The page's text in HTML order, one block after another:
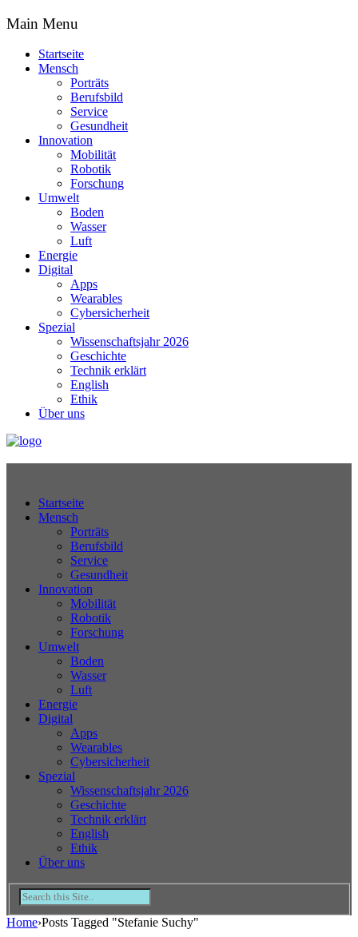
Main Menu
Startseite
Mensch
Porträts
Berufsbild
Service
Gesundheit
Innovation
Mobilität
Robotik
Forschung
Umwelt
Boden
Wasser
Luft
Energie
Digital
Apps
Wearables
Cybersicherheit
Spezial
Wissenschaftsjahr 2026
Geschichte
Technik erklärt
English
Ethik
Über uns
Startseite
Mensch
Porträts
Berufsbild
Service
Gesundheit
Innovation
Mobilität
Robotik
Forschung
Umwelt
Boden
Wasser
Luft
Energie
Digital
Apps
Wearables
Cybersicherheit
Spezial
Wissenschaftsjahr 2026
Geschichte
Technik erklärt
English
Ethik
Über uns
Home›Posts Tagged "Stefanie Suchy"